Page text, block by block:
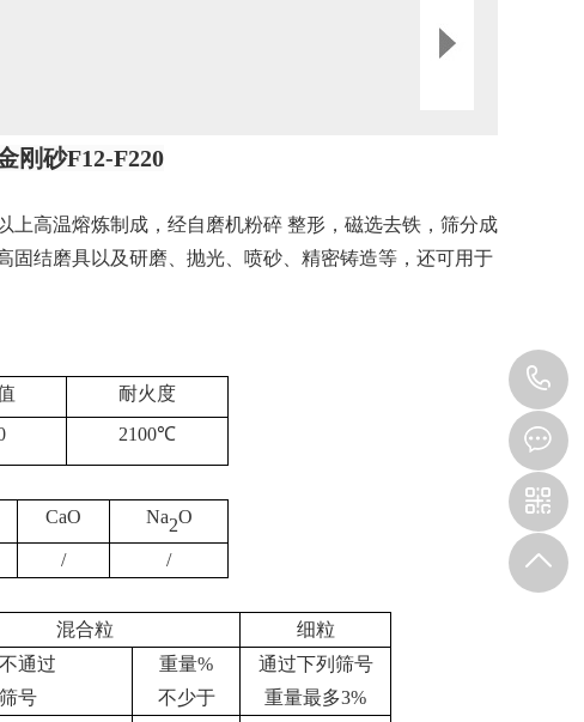
刚砂F12-F220
上高温熔炼制成，经自磨机粉碎 整形，磁选去铁，筛分成
固结磨具以及研磨、抛光、喷砂、精密铸造等，还可用于
耐火度
2100℃
CaO Na2O
/
/
混合粒
细粒
不通过
筛号
重量%
不少于
通过下列筛号
重量最多3%